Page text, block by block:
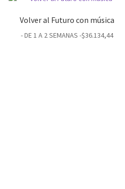
Volver al Futuro con música
- DE 1 A 2 SEMANAS -$36.134,44